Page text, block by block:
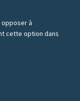
opposer à
cette option dans